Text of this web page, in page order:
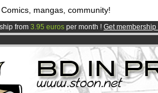
Comics, mangas, community!
from 3.95 euros per month ! Get membership
and 1000comics & mangas!.
is now LIVE!.